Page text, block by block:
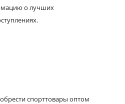
о лучших
спорттовары оптом